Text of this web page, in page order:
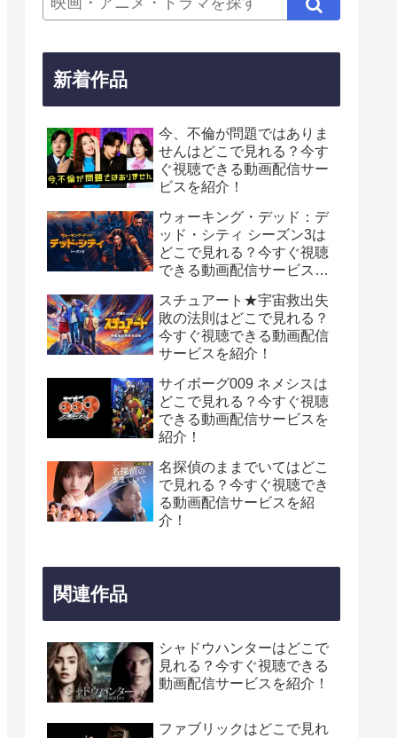
新着作品
今、不倫が問題ではありま
せんはどこで見れる？今す
ぐ視聴できる動画配信サー
ビスを紹介！
ウォーキング・デッド：デ
ッド・シティ シーズン3は
どこで見れる？今すぐ視聴
できる動画配信サービスを
スチュアート★宇宙救出失
敗の法則はどこで見れる？
今すぐ視聴できる動画配信
サービスを紹介！
サイボーグ009 ネメシスは
どこで見れる？今すぐ視聴
できる動画配信サービスを
紹介！
名探偵のままでいてはどこ
で見れる？今すぐ視聴でき
る動画配信サービスを紹
介！
関連作品
シャドウハンターはどこで
見れる？今すぐ視聴できる
動画配信サービスを紹介！
ファブリックはどこで見れ